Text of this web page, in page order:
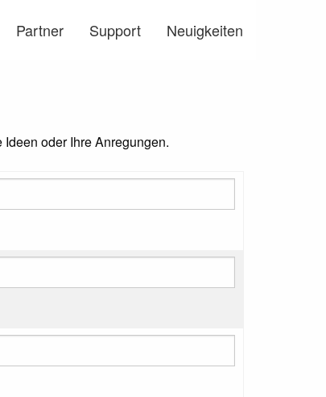
Partner Support Neuigkeiten
oder Ihre Anregungen.